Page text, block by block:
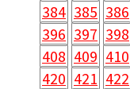
384 385 386
396 397 398
408 409 410
420 421 422